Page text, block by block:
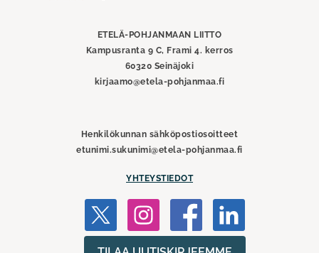
ETELÄ-POHJANMAAN LIITTO
Kampusranta 9 C, Frami 4. kerros
60320 Seinäjoki
kirjaamo@etela-pohjanmaa.fi
Henkilökunnan sähköpostiosoitteet
etunimi.sukunimi@etela-pohjanmaa.fi
YHTEYSTIEDOT